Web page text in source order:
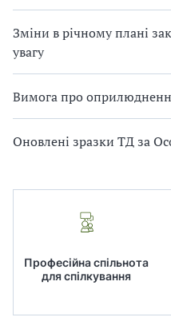
Зміни в річному плані
увагу
Вимога про
Оновлені зразки ТД за
Професійна спільнота
для спілкування